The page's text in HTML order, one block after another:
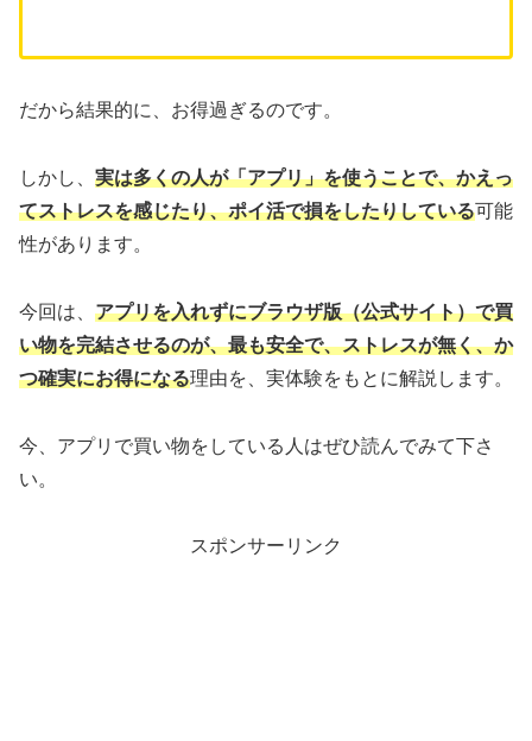
だから結果的に、お得過ぎるのです。
しかし、 実は多くの人が「アプリ」を使うことで、かえっ
てストレスを感じたり、ポイ活で損をしたりしている可能
性があります。
今回は、 アプリを入れずにブラウザ版（公式サイト）で買
い物を完結させるのが、最も安全で、ストレスが無く、か
つ確実にお得になる理由を、実体験をもとに解説します。
今、アプリで買い物をしている人はぜひ読んでみて下さ
い。
スポンサーリンク